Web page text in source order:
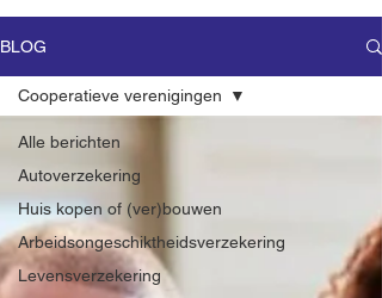
BLOG
Alle berichten
Autoverzekering
Huis kopen of (ver)bouwen
Arbeidsongeschiktheidsverzekering
Levensverzekering
Cooperatieve verenigingen